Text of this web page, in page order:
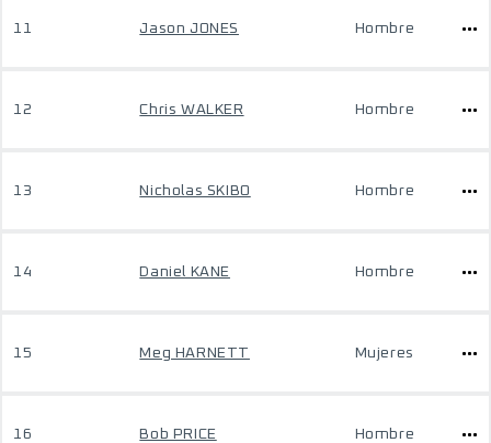
11 Jason JONES Hombre
12 Chris WALKER Hombre
13 Nicholas SKIBO Hombre
14 Daniel KANE Hombre
15 Meg HARNETT Mujeres
16 Bob PRICE Hombre